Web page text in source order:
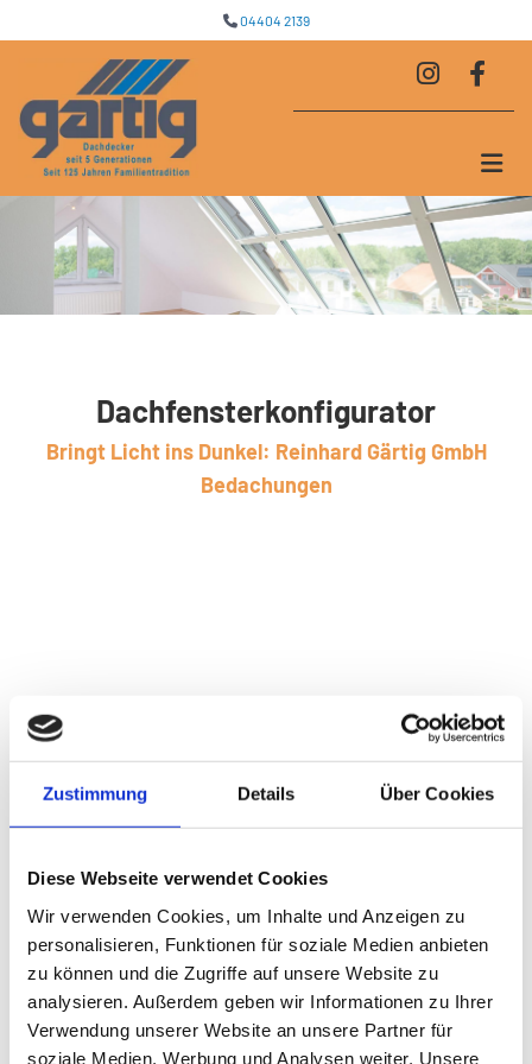
Zustimmung Details Über Cookies
Diese Webseite verwendet Cookies
Wir verwenden Cookies, um Inhalte und Anzeigen zu
personalisieren, Funktionen für soziale Medien anbieten
zu können und die Zugriffe auf unsere Website zu
analysieren. Außerdem geben wir Informationen zu Ihrer
Verwendung unserer Website an unsere Partner für
soziale Medien, Werbung und Analysen weiter. Unsere
04404 2139
Dachfensterkonfigurator
Bringt Licht ins Dunkel: Reinhard Gärtig GmbH
Bedachungen